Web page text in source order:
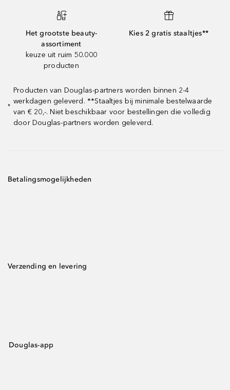
Het grootste beauty-
assortiment
keuze uit ruim 50.000
producten
Kies 2 gratis staaltjes**
*
Producten van Douglas-partners worden binnen 2-4
werkdagen geleverd. **Staaltjes bij minimale bestelwaarde
van € 20,-. Niet beschikbaar voor bestellingen die volledig
door Douglas-partners worden geleverd.
Betalingsmogelijkheden
Verzending en levering
Douglas-app